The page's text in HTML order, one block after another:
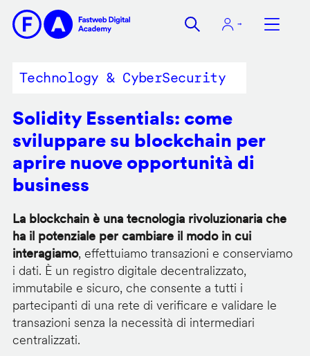
contenuto
Technology & CyberSecurity
Solidity Essentials: come
sviluppare su blockchain per
aprire nuove opportunità di
business
La blockchain è una tecnologia rivoluzionaria che
ha il potenziale per cambiare il modo in cui
interagiamo, effettuiamo transazioni e conserviamo
i dati. È un registro digitale decentralizzato,
immutabile e sicuro, che consente a tutti i
partecipanti di una rete di verificare e validare le
transazioni senza la necessità di intermediari
centralizzati.